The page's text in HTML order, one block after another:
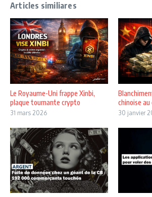
Articles similiares
Le Royaume-Uni frappe Xinbi,
plaque tournante crypto
31 mars 2026
chinoise
30 janvier